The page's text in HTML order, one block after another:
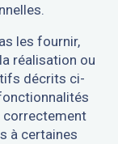
les fournir,
réalisation ou
décrits ci-
correctement
à certaines